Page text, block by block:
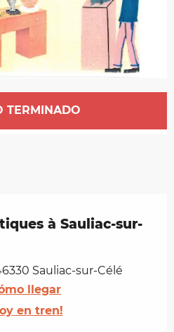
contacto
TERMINADO
à Sauliac-sur-
Sauliac-sur-Célé
llegar
en tren!